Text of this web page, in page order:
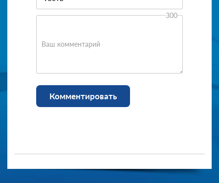
Ваш комментарий
300
Комментировать